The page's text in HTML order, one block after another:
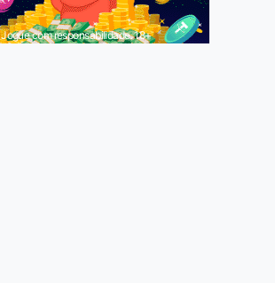
Jogue com responsabilidade. 18+